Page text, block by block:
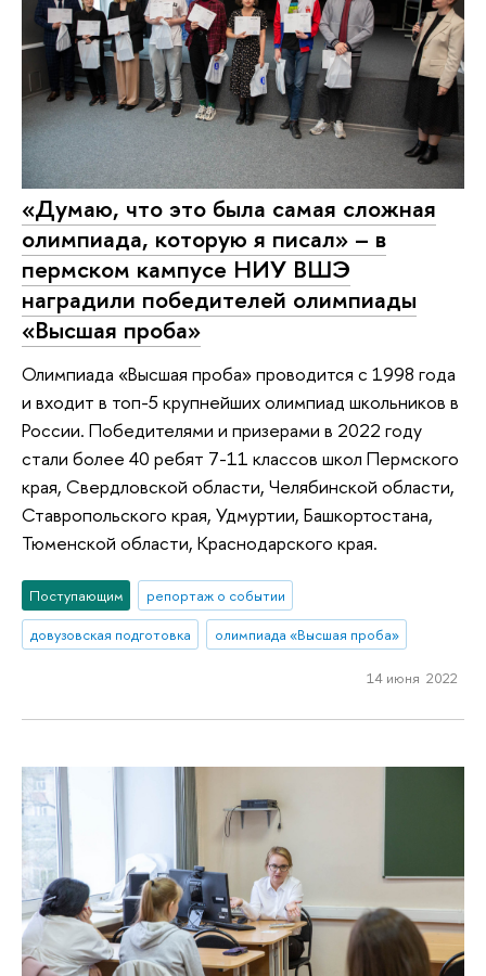
«Думаю, что это была самая сложная
олимпиада, которую я писал» – в
пермском кампусе НИУ ВШЭ
наградили победителей олимпиады
«Высшая проба»
Олимпиада «Высшая проба» проводится с 1998 года
и входит в топ-5 крупнейших олимпиад школьников в
России. Победителями и призерами в 2022 году
стали более 40 ребят 7-11 классов школ Пермского
края, Свердловской области, Челябинской области,
Ставропольского края, Удмуртии, Башкортостана,
Тюменской области, Краснодарского края.
Поступающим
репортаж о событии
довузовская подготовка
олимпиада «Высшая проба»
14 июня 2022